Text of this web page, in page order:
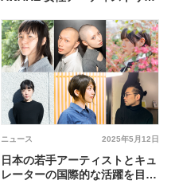
2025年5月12日
ニュース
日本の若手アーティストとキュ
レーターの国際的な活躍を目的